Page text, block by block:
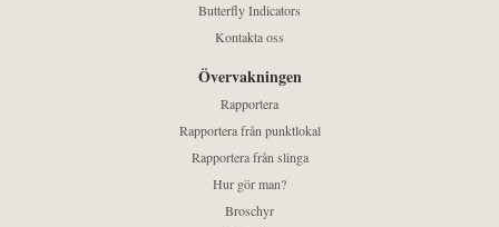
Butterfly Indicators
Kontakta oss
Övervakningen
Rapportera
Rapportera från punktlokal
Rapportera från slinga
Hur gör man?
Broschyr